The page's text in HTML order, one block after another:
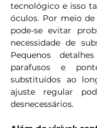
tecnológico e isso
óculos. Por meio
pode-se evitar
necessidade de
Pequenos
parafusos e
substituídos ao
ajuste regular
desnecessários.